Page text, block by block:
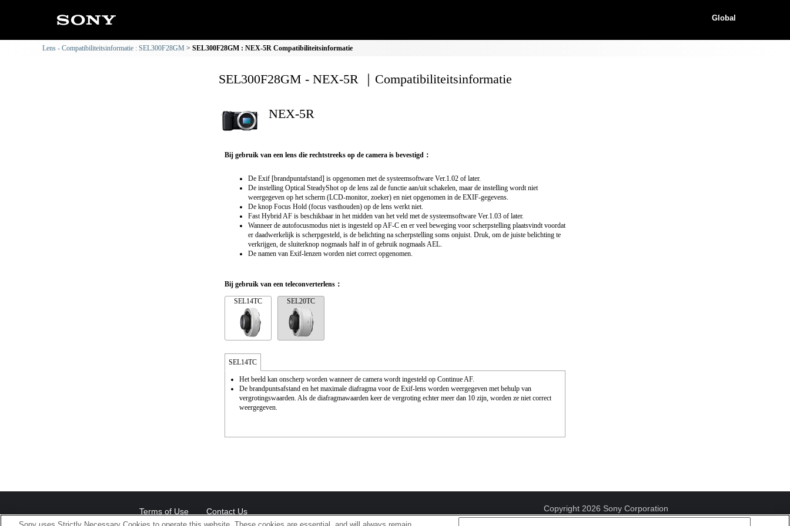
Global
Lens - Compatibiliteitsinformatie : SEL300F28GM SEL300F28GM : NEX-5R Compatibiliteitsinformatie
SEL300F28GM - NEX-5R ｜Compatibiliteitsinformatie
NEX-5R
Bij gebruik van een lens die rechtstreeks op de camera is bevestigd：
De Exif [brandpuntafstand] is opgenomen met de systeemsoftware Ver.1.02 of later.
De instelling Optical SteadyShot op de lens zal de functie aan/uit schakelen, maar de instelling wordt niet
weergegeven op het scherm (LCD-monitor, zoeker) en niet opgenomen in de EXIF-gegevens.
De knop Focus Hold (focus vasthouden) op de lens werkt niet.
Fast Hybrid AF is beschikbaar in het midden van het veld met de systeemsoftware Ver.1.03 of later.
Wanneer de autofocusmodus niet is ingesteld op AF-C en er veel beweging voor scherpstelling plaatsvindt voordat
er daadwerkelijk is scherpgesteld, is de belichting na scherpstelling soms onjuist. Druk, om de juiste belichting te
verkrijgen, de sluiterknop nogmaals half in of gebruik nogmaals AEL.
De namen van Exif-lenzen worden niet correct opgenomen.
Bij gebruik van een teleconverterlens：
SEL14TC SEL20TC
SEL14TC
Het beeld kan onscherp worden wanneer de camera wordt ingesteld op Continue AF.
De brandpuntsafstand en het maximale diafragma voor de Exif-lens worden weergegeven met behulp van
vergrotingswaarden. Als de diafragmawaarden keer de vergroting echter meer dan 10 zijn, worden ze niet correct
weergegeven.
Terms of Use Contact Us Copyright 2026 Sony Corporation